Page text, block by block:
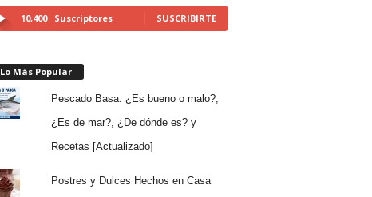
10,400 Suscriptores SUSCRIBIRTE
Lo Más Popular
Pescado Basa: ¿Es bueno o malo?,
¿Es de mar?, ¿De dónde es? y
Recetas [Actualizado]
Postres y Dulces Hechos en Casa